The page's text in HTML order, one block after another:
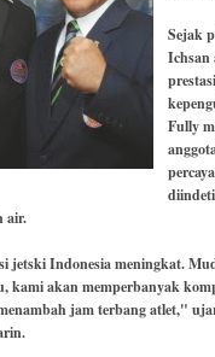
Sejak
Ichsan
Fully
air.
jetski Indonesia meningkat.
kami akan memperbanyak
jam terbang atlet,"